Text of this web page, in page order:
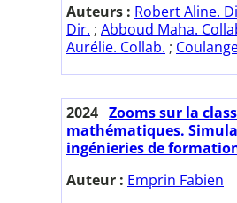
Auteurs : Robert Aline.
Dir. ; Abboud Maha.
Aurélie. Collab. ;
2024 Zooms sur la
mathématiques.
ingénieries de
Auteur : Emprin Fabien